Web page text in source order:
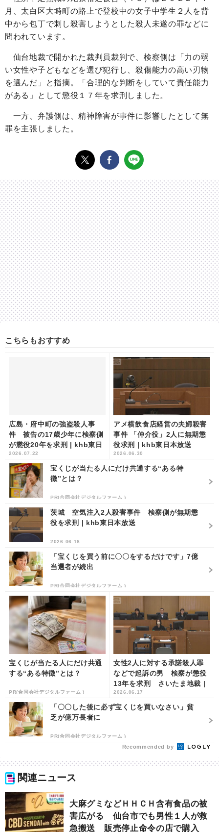
月、太白区大塒町の路上で登校中の女子中学生２人を背
中から包丁で刺し殺害しようとした殺人未遂の罪などに
問われています。
仙台地裁で開かれた裁判員裁判で、検察側は「力の弱
い女性や子どもなどを選び犯行し、殺傷能力の高い刃物
を選んだ」と指摘。「合理的な判断をしていて責任能力
がある」として懲役１７年を求刑しました。
一方、弁護側は、精神障害が事件に影響したとして無
罪を主張しました。
こちらもおすすめ
広島・府中町の強盗殺人事
件 被告の17歳少年に検察側
が懲役20年を求刑 | khb東日
本放送
2026.07.22
アメ横飲食店経営の夫婦殺害
事件 「仲介役」2人に無期懲
役求刑 | khb東日本放送
2026.06.30
宝くじが当たる人にだけ共通する“ある特
徴”とは？
PR(合同会社デジタルファーム )
茨城 空気注入2人殺害事件 検察側が無期懲
役を求刑 | khb東日本放送
2026.06.18
「宝くじを買う前に〇〇をするだけです」7億
当選者が続出
PR(合同会社デジタルファーム )
宝くじが当たる人にだけ共通
する“ある特徴”とは？
PR(合同会社デジタルファーム )
女性2人に対する承諾殺人罪
などで起訴の男 検察が懲役
13年を求刑 さいたま地裁 |
khb東日本放送
2026.06.17
「〇〇した後に必ず宝くじを買いなさい」貧
乏が億万長者に
PR(合同会社デジタルファーム )
Recommended by
関連ニュース
大麻グミなどＨＨＣＨ含有食品の被
害広がる 仙台市でも男性１人が救
急搬送 販売停止命令の店で購入